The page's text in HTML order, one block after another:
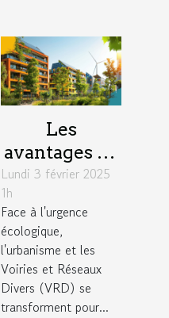
Les
avantages de
l'intégration
technologies
durables en
urbanisme et
VRD
Lundi 3 février 2025
1h
Face à l'urgence
écologique,
l'urbanisme et les
Voiries et Réseaux
Divers (VRD) se
transforment pour...